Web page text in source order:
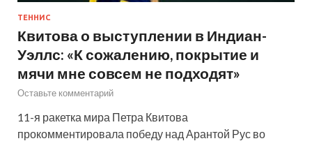
ТЕННИС
Квитова о выступлении в Индиан-
Уэллс: «К сожалению, покрытие и
мячи мне совсем не подходят»
Оставьте комментарий
11-я ракетка мира Петра Квитова
прокомментировала победу над Арантой Рус во